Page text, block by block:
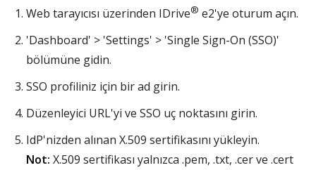
Web tarayıcısı üzerinden IDrive® e2'ye oturum açın.
'Dashboard' > 'Settings' > 'Single Sign-On (SSO)'
bölümüne gidin.
SSO profiliniz için bir ad girin.
Düzenleyici URL'yi ve SSO uç noktasını girin.
IdP'nizden alınan X.509 sertifikasını yükleyin.
Not: X.509 sertifikası yalnızca .pem, .txt, .cer ve .cert